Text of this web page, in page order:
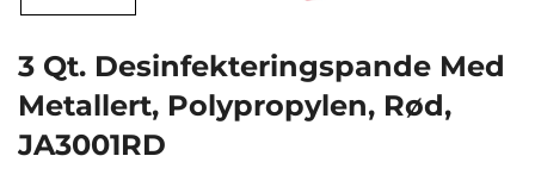
3 Qt. Desinfekteringspande Med
Metallert, Polypropylen, Rød,
JA3001RD